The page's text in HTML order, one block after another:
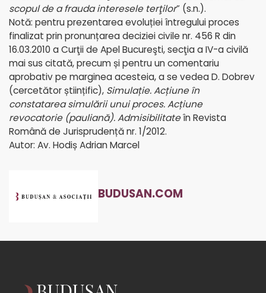
scopul de a frauda interesele terţilor” (s.n.).
Notă: pentru prezentarea evoluției întregului proces
finalizat prin pronunțarea deciziei civile nr. 456 R din
16.03.2010 a Curţii de Apel Bucureşti, secţia a IV-a civilă
mai sus citată, precum și pentru un comentariu
aprobativ pe marginea acesteia, a se vedea D. Dobrev
(cercetător științific), Simulație. Acțiune în
constatarea simulării unui proces. Acțiune
revocatorie (pauliană). Admisibilitateîn Revista
Română de Jurisprudență nr. 1/2012.
Autor: Av. Hodiș Adrian Marcel
BUDUSAN.COM